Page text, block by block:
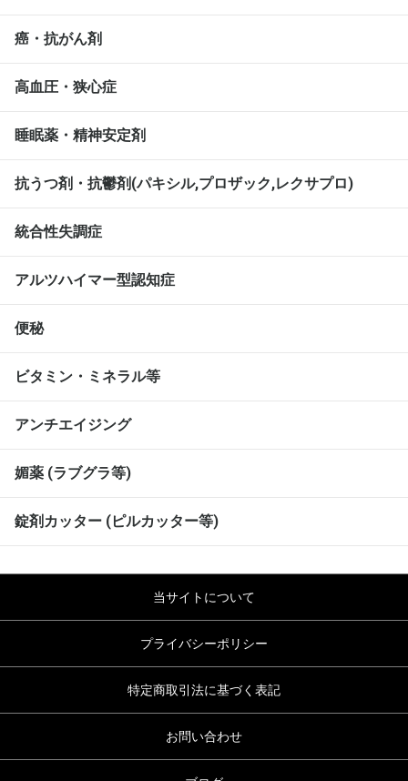
癌・抗がん剤
高血圧・狭心症
睡眠薬・精神安定剤
抗うつ剤・抗鬱剤(パキシル,プロザック,レクサプロ)
統合性失調症
アルツハイマー型認知症
便秘
ビタミン・ミネラル等
アンチエイジング
媚薬 (ラブグラ等)
錠剤カッター (ピルカッター等)
当サイトについて
プライバシーポリシー
特定商取引法に基づく表記
お問い合わせ